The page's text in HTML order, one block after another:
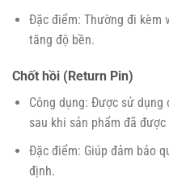
Đặc điểm: Thường đi kèm
tăng độ bền.
Chốt hồi (Return Pin)
Công dụng: Được sử dụng
sau khi sản phẩm đã được
Đặc điểm: Giúp đảm bảo
định.